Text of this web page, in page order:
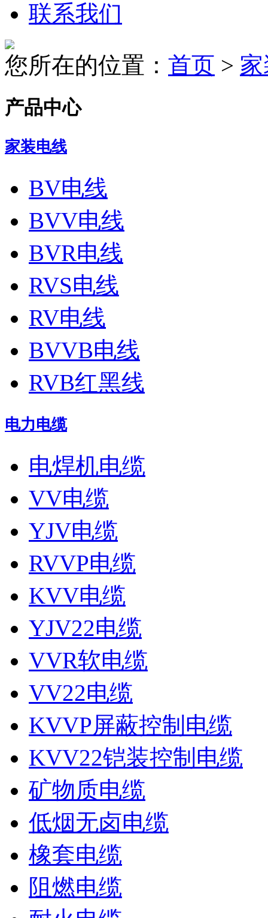
联系我们
您所在的位置： 首页 >
产品中心
家装电线
BV电线
BVV电线
BVR电线
RVS电线
RV电线
BVVB电线
RVB红黑线
电力电缆
电焊机电缆
VV电缆
YJV电缆
RVVP电缆
KVV电缆
YJV22电缆
VVR软电缆
VV22电缆
KVVP屏蔽控制电缆
KVV22铠装控制电缆
矿物质电缆
低烟无卤电缆
橡套电缆
阻燃电缆